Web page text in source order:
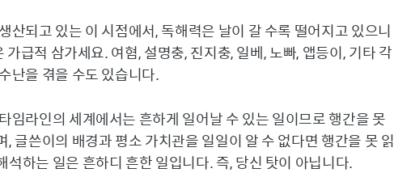
산되고 있는 이 시점에서, 독해력은 날이 갈 수록 떨어지고 있으니
급적 삼가세요. 여혐, 설명충, 진지충, 일베, 노빠, 앱등이, 기타 각
난을 겪을 수도 있습니다.
임라인의 세계에서는 흔하게 일어날 수 있는 일이므로 행간을 못
글쓴이의 배경과 평소 가치관을 일일이 알 수 없다면 행간을 못 읽
하는 일은 흔하디 흔한 일입니다. 즉, 당신 탓이 아닙니다.